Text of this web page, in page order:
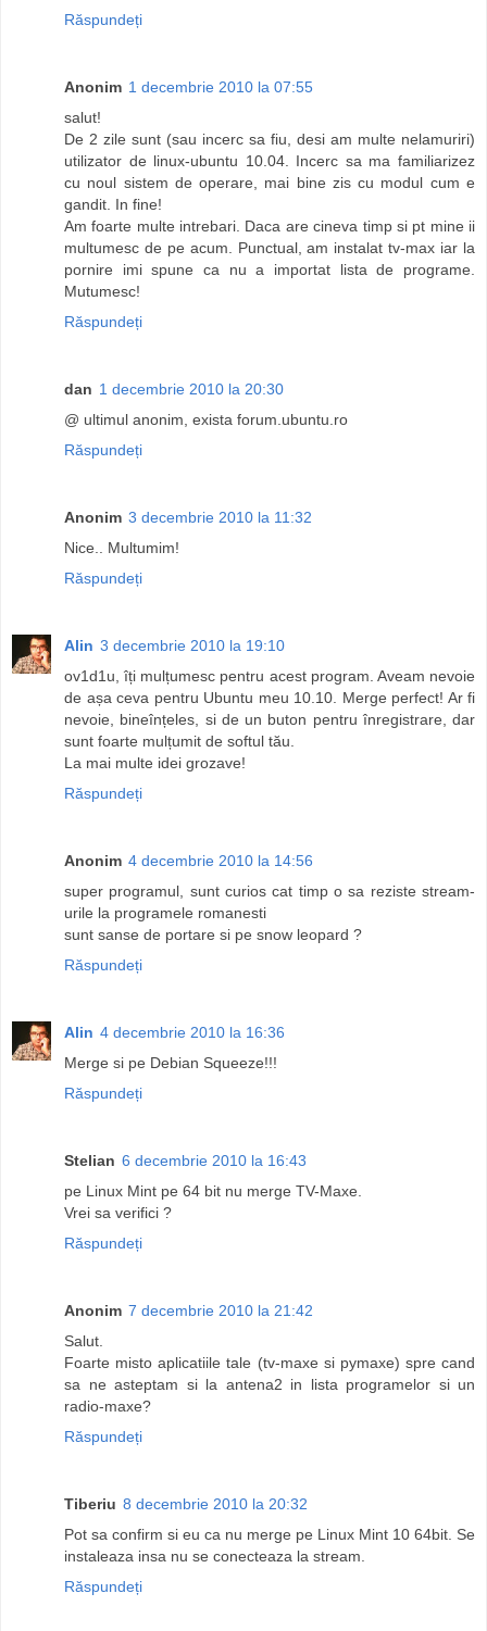
Răspundeți
Anonim 1 decembrie 2010 la 07:55
salut!
De 2 zile sunt (sau incerc sa fiu, desi am multe nelamuriri)
utilizator de linux-ubuntu 10.04. Incerc sa ma familiarizez
cu noul sistem de operare, mai bine zis cu modul cum e
gandit. In fine!
Am foarte multe intrebari. Daca are cineva timp si pt mine ii
multumesc de pe acum. Punctual, am instalat tv-max iar la
pornire imi spune ca nu a importat lista de programe.
Mutumesc!
Răspundeți
dan 1 decembrie 2010 la 20:30
@ ultimul anonim, exista forum.ubuntu.ro
Răspundeți
Anonim 3 decembrie 2010 la 11:32
Nice.. Multumim!
Răspundeți
Alin 3 decembrie 2010 la 19:10
ov1d1u, îți mulțumesc pentru acest program. Aveam nevoie
de așa ceva pentru Ubuntu meu 10.10. Merge perfect! Ar fi
nevoie, bineînțeles, si de un buton pentru înregistrare, dar
sunt foarte mulțumit de softul tău.
La mai multe idei grozave!
Răspundeți
Anonim 4 decembrie 2010 la 14:56
super programul, sunt curios cat timp o sa reziste stream-
urile la programele romanesti
sunt sanse de portare si pe snow leopard ?
Răspundeți
Alin 4 decembrie 2010 la 16:36
Merge si pe Debian Squeeze!!!
Răspundeți
Stelian 6 decembrie 2010 la 16:43
pe Linux Mint pe 64 bit nu merge TV-Maxe.
Vrei sa verifici ?
Răspundeți
Anonim 7 decembrie 2010 la 21:42
Salut.
Foarte misto aplicatiile tale (tv-maxe si pymaxe) spre cand
sa ne asteptam si la antena2 in lista programelor si un
radio-maxe?
Răspundeți
Tiberiu 8 decembrie 2010 la 20:32
Pot sa confirm si eu ca nu merge pe Linux Mint 10 64bit. Se
instaleaza insa nu se conecteaza la stream.
Răspundeți